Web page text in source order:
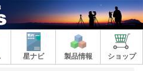
星ナビ 製品情報 ショップ